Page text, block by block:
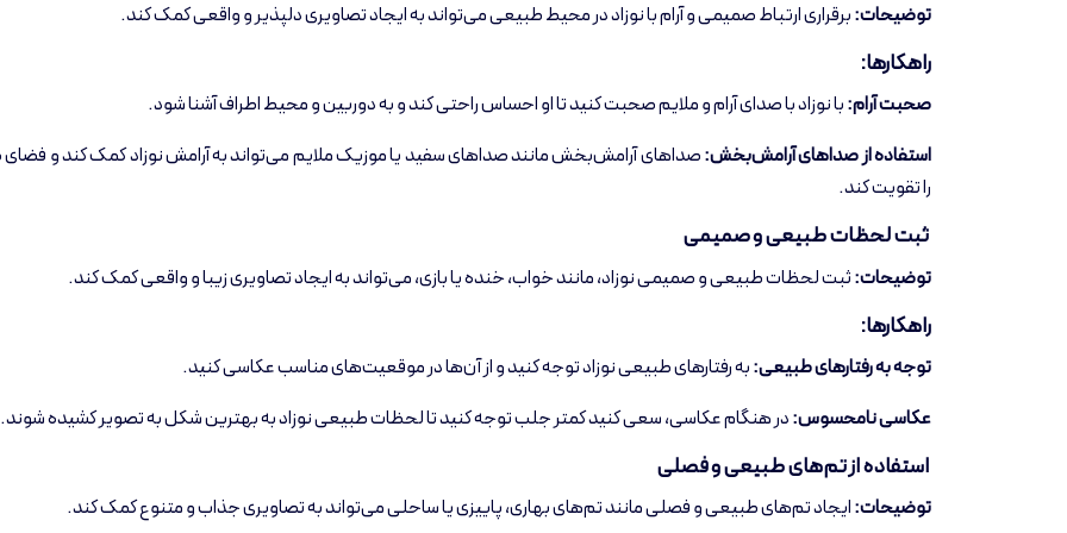
توضیحات:برقراری ارتباط صمیمی و آرام با نوزاد در محیط طبیعی می‌تواند به ایجاد تصاویری دلپذیر و واقعی کمک کند.
راهکارها:
صحبت آرام:با نوزاد با صدای آرام و ملایم صحبت کنید تا او احساس راحتی کند و به دوربین و محیط اطراف آشنا شود.
استفاده از صداهای آرامش‌بخش:صداهای آرامش‌بخش مانند صداهای سفید یا موزیک ملایم می‌تواند به آرامش نوزاد کمک کند و
را تقویت کند.
ثبت لحظات طبیعی و صمیمی
توضیحات:ثبت لحظات طبیعی و صمیمی نوزاد، مانند خواب، خنده یا بازی، می‌تواند به ایجاد تصاویری زیبا و واقعی کمک کند.
راهکارها:
توجه به رفتارهای طبیعی:به رفتارهای طبیعی نوزاد توجه کنید و از آن‌ها در موقعیت‌های مناسب عکاسی کنید.
عکاسی نامحسوس:در هنگام عکاسی، سعی کنید کمتر جلب توجه کنید تا لحظات طبیعی نوزاد به بهترین شکل به تصویر کشیده شوند.
استفاده از تم‌های طبیعی و فصلی
توضیحات:ایجاد تم‌های طبیعی و فصلی مانند تم‌های بهاری، پاییزی یا ساحلی می‌تواند به تصاویری جذاب و متنوع کمک کند.